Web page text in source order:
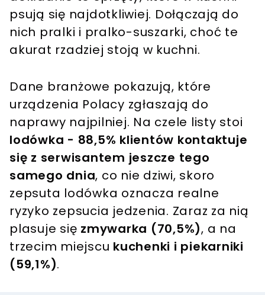
psują się najdotkliwiej. Dołączają do
nich pralki i pralko-suszarki, choć te
akurat rzadziej stoją w kuchni.
Dane branżowe pokazują, które
urządzenia Polacy zgłaszają do
naprawy najpilniej. Na czele listy stoi
lodówka - 88,5% klientów kontaktuje
się z serwisantem jeszcze tego
samego dnia, co nie dziwi, skoro
zepsuta lodówka oznacza realne
ryzyko zepsucia jedzenia. Zaraz za nią
plasuje się zmywarka (70,5%), a na
trzecim miejscu kuchenki i piekarniki
(59,1%).